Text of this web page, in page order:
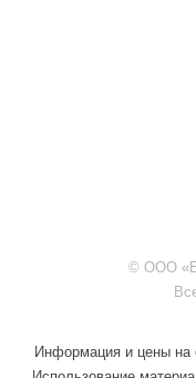
© ООО
Информация и цены на